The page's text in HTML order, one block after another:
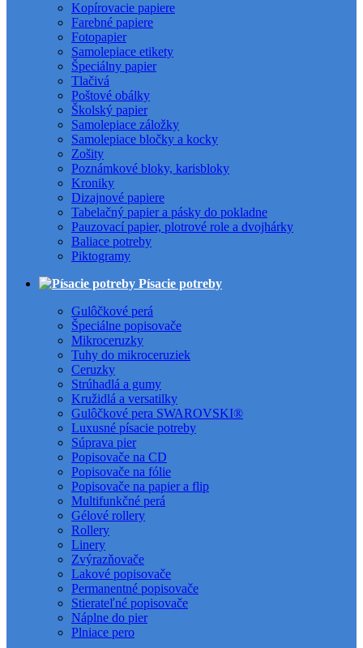
Kopírovacie papiere
Farebné papiere
Fotopapier
Samolepiace etikety
Špeciálny papier
Tlačivá
Poštové obálky
Školský papier
Samolepiace záložky
Samolepiace bločky a kocky
Zošity
Poznámkové bloky, karisbloky
Kroniky
Dizajnové papiere
Tabelačný papier a pásky do pokladne
Pauzovací papier, plotrové role a dvojhárky
Baliace potreby
Piktogramy
Písacie potreby
Gulôčkové perá
Špeciálne popisovače
Mikroceruzky
Tuhy do mikroceruziek
Ceruzky
Strúhadlá a gumy
Kružidlá a versatilky
Gulôčkové pera SWAROVSKI®
Luxusné písacie potreby
Súprava pier
Popisovače na CD
Popisovače na fólie
Popisovače na papier a flip
Multifunkčné perá
Gélové rollery
Rollery
Linery
Zvýrazňovače
Lakové popisovače
Permanentné popisovače
Stierateľné popisovače
Náplne do pier
Plniace pero